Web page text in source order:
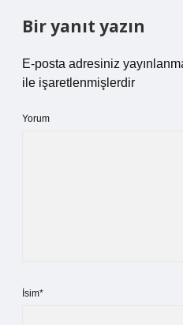
Bir yanıt yazın
E-posta adresiniz
ile işaretlenmişlerdir
Yorum
İsim*